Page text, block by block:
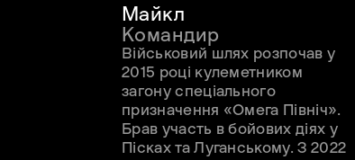
Майкл
Командир
Військовий шлях розпочав у
2015 році кулеметником
загону спеціального
призначення «Омега Північ».
Брав участь в бойових діях у
Пісках та Луганському. З 2022